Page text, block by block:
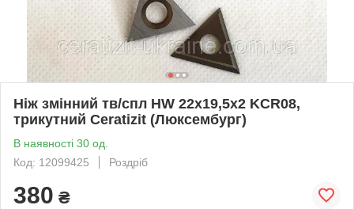
Ніж змінний тв/спл HW 22х19,5х2 KCR08,
трикутний Ceratizit (Люксембург)
В наявності 30 од.
Код: 12099425
Роздріб
380 ₴